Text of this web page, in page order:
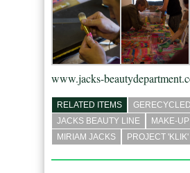
www.jacks-
RELATED ITEMS
JACKS BEAUTY LINE
MAKE-
MIRIAM JACKS
PROJECT 'KLIK'